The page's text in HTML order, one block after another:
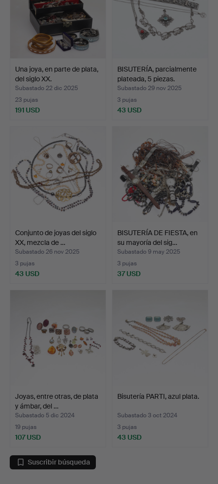
Una joya, en parte de plata,
del siglo XX.
Subastado 22 dic 2025
23 pujas
191 USD
BISUTERÍA, parcialmente
plateada, 5 piezas.
Subastado 29 nov 2025
3 pujas
43 USD
Conjunto de joyas del siglo
XX, mezcla de …
Subastado 26 nov 2025
3 pujas
43 USD
BISUTERÍA DE FIESTA, en
su mayoría del sig…
Subastado 9 may 2025
3 pujas
37 USD
Joyas, entre otras, de plata
y ámbar, del …
Subastado 5 dic 2024
19 pujas
107 USD
Bisutería PARTI, azul plata.
Subastado 3 oct 2024
3 pujas
43 USD
Suscribir búsqueda